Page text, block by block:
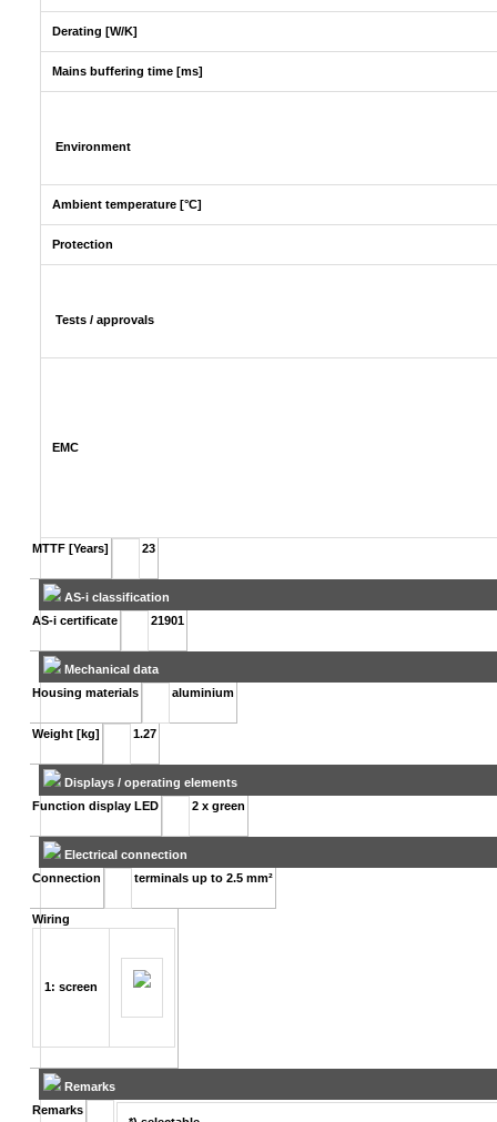
Derating [W/K]
Mains buffering time [ms]
Environment
Ambient temperature [°C]
Protection
Tests / approvals
EMC
MTTF [Years] 23
AS-i classification
AS-i certificate
21901
Mechanical data
Housing materials
aluminium
Weight [kg] 1.27
Displays / operating elements
Function display LED
2 x green
Electrical connection
Connection
terminals up to 2.5 mm²
Wiring
1: screen
Remarks
Remarks